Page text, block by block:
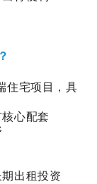
住宅项目，具
心配套
出租投资